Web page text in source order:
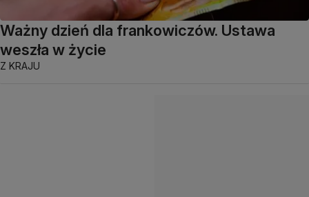
Ważny dzień dla frankowiczów. Ustawa
weszła w życie
Z KRAJU